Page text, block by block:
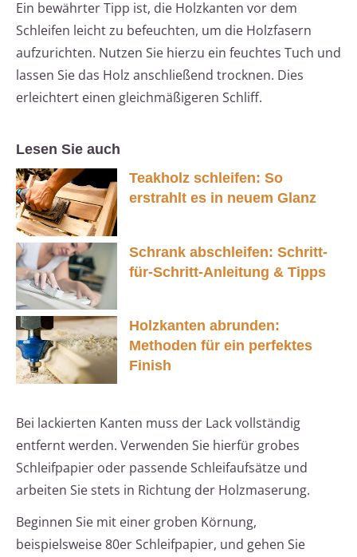
Ein bewährter Tipp ist, die Holzkanten vor dem
Schleifen leicht zu befeuchten, um die Holzfasern
aufzurichten. Nutzen Sie hierzu ein feuchtes Tuch und
lassen Sie das Holz anschließend trocknen. Dies
erleichtert einen gleichmäßigeren Schliff.
Lesen Sie auch
Teakholz schleifen: So
erstrahlt es in neuem Glanz
Schrank abschleifen: Schritt-
für-Schritt-Anleitung & Tipps
Holzkanten abrunden:
Methoden für ein perfektes
Finish
Bei lackierten Kanten muss der Lack vollständig
entfernt werden. Verwenden Sie hierfür grobes
Schleifpapier oder passende Schleifaufsätze und
arbeiten Sie stets in Richtung der Holzmaserung.
Beginnen Sie mit einer groben Körnung,
beispielsweise 80er Schleifpapier, und gehen Sie